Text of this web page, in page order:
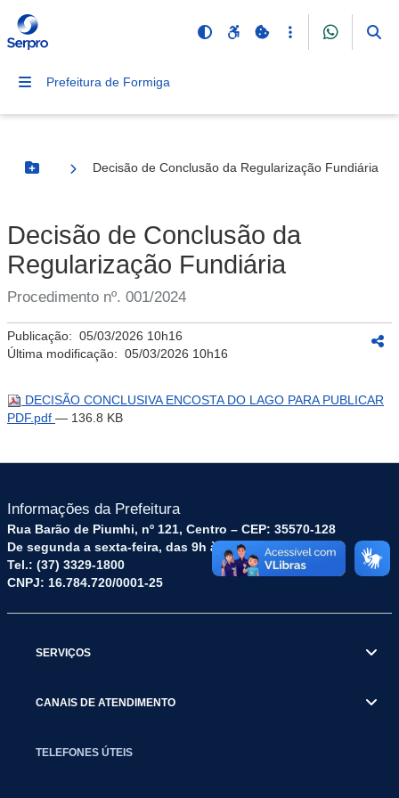
Prefeitura de Formiga
Botão Menu
Decisão de Conclusão da Regularização Fundiária
Decisão de Conclusão da
Regularização Fundiária
Procedimento nº. 001/2024
Publicação: 05/03/2026 10h16
Última modificação: 05/03/2026 10h16
DECISÃO CONCLUSIVA ENCOSTA DO LAGO PARA PUBLICAR
PDF.pdf — 136.8 KB
Informações da Prefeitura
Rua Barão de Piumhi, nº 121, Centro – CEP: 35570-128
De segunda a sexta-feira, das 9h às 16h
Tel.: (37) 3329-1800
CNPJ: 16.784.720/0001-25
SERVIÇOS
CANAIS DE ATENDIMENTO
TELEFONES ÚTEIS